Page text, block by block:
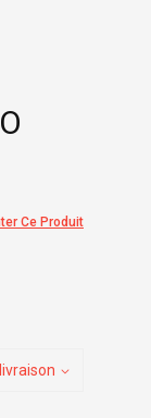
Ce Produit